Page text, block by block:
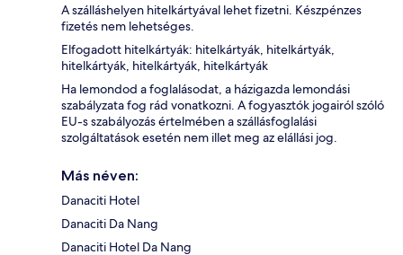
A szálláshelyen hitelkártyával lehet fizetni. Készpénzes
fizetés nem lehetséges.
Elfogadott hitelkártyák: hitelkártyák, hitelkártyák,
hitelkártyák, hitelkártyák, hitelkártyák
Ha lemondod a foglalásodat, a házigazda lemondási
szabályzata fog rád vonatkozni. A fogyasztók jogairól szóló
EU-s szabályozás értelmében a szállásfoglalási
szolgáltatások esetén nem illet meg az elállási jog.
Más néven:
Danaciti Hotel
Danaciti Da Nang
Danaciti Hotel Da Nang